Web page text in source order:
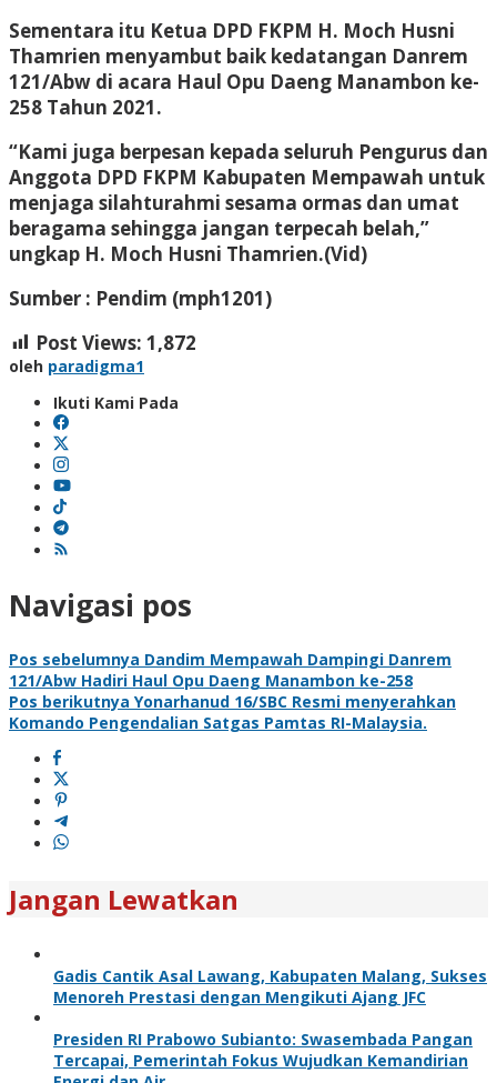
Sementara itu Ketua DPD FKPM H. Moch Husni
Thamrien menyambut baik kedatangan Danrem
121/Abw di acara Haul Opu Daeng Manambon ke-
258 Tahun 2021.
“Kami juga berpesan kepada seluruh Pengurus dan
Anggota DPD FKPM Kabupaten Mempawah untuk
menjaga silahturahmi sesama ormas dan umat
beragama sehingga jangan terpecah belah,”
ungkap H. Moch Husni Thamrien.(Vid)
Sumber : Pendim (mph1201)
Post Views: 1,872
oleh paradigma1
Ikuti Kami Pada
Navigasi pos
Pos sebelumnya Dandim Mempawah Dampingi Danrem
121/Abw Hadiri Haul Opu Daeng Manambon ke-258
Pos berikutnya Yonarhanud 16/SBC Resmi menyerahkan
Komando Pengendalian Satgas Pamtas RI-Malaysia.
Jangan Lewatkan
Gadis Cantik Asal Lawang, Kabupaten Malang, Sukses
Menoreh Prestasi dengan Mengikuti Ajang JFC
Presiden RI Prabowo Subianto: Swasembada Pangan
Tercapai, Pemerintah Fokus Wujudkan Kemandirian